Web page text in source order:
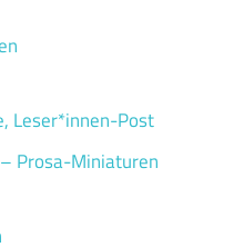
Leser*innen-Post
Prosa-Miniaturen